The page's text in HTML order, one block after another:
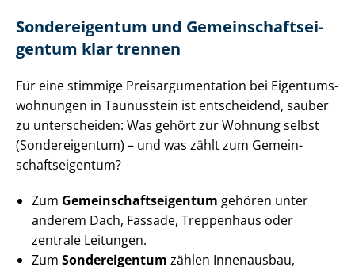
Sondereigentum und Ge­mein­schafts­ei­
gen­tum klar trennen
Für eine stimmige Preisar­gu­men­ta­ti­on bei Ei­gen­tums­
woh­nun­gen in Taunusstein ist entscheidend, sauber
zu unterscheiden: Was gehört zur Wohnung selbst
(Sondereigentum) – und was zählt zum Ge­mein­
schafts­ei­gen­tum?
Zum Ge­mein­schafts­ei­gen­tum gehören unter
anderem Dach, Fassade, Treppenhaus oder
zentrale Leitungen.
Zum Sondereigentum zählen Innenausbau,